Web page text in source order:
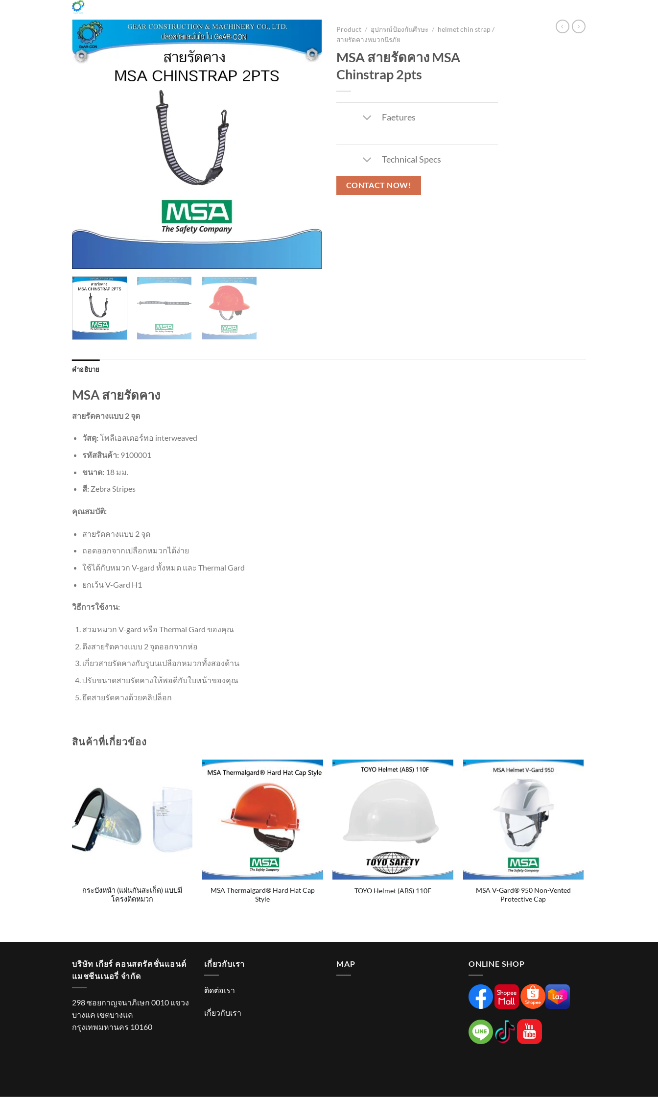
Product / อุปกรณ์ป้องกันศีรษะ / helmet chin strap /
สายรัดคางหมวกนิรภัย
MSA สายรัดคาง MSA
Chinstrap 2pts
Faetures
Technical Specs
คำอธิบาย
MSA สายรัดคาง
สายรัดคางแบบ 2 จุด
วัสดุ:โพลีเอสเตอร์ทอ interweaved
รหัสสินค้า:9100001
ขนาด:18 มม.
สี:Zebra Stripes
คุณสมบัติ:
สายรัดคางแบบ 2 จุด
ถอดออกจากเปลือกหมวกได้ง่าย
ใช้ได้กับหมวก V-gard ทั้งหมด และ Thermal Gard
ยกเว้น V-Gard H1
วิธีการใช้งาน:
สวมหมวก V-gard หรือ Thermal Gard ของคุณ
ดึงสายรัดคางแบบ 2 จุดออกจากห่อ
เกี่ยวสายรัดคางกับรูบนเปลือกหมวกทั้งสองด้าน
ปรับขนาดสายรัดคางให้พอดีกับใบหน้าของคุณ
ยึดสายรัดคางด้วยคลิปล็อก
สินค้าที่เกี่ยวข้อง
กระบังหน้า (แผ่นกันสะเก็ด) แบบมี
โครงติดหมวก
MSA Thermalgard® Hard Hat Cap
Style
TOYO Helmet (ABS) 110F
MSA V-Gard® 950 Non-Vented
Protective Cap
บริษัท เกียร์ คอนสตรัคชั่นแอนด์
แมชชีนเนอรี่ จำกัด
298 ซอยกาญจนาภิเษก 0010 แขวง
บางแค เขตบางแค
กรุงเทพมหานคร 10160
เกี่ยวกับเรา
ติดต่อเรา
เกี่ยวกับเรา
MAP ONLINE SHOP